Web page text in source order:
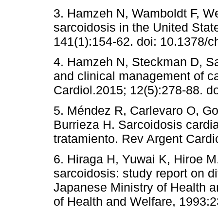
3. Hamzeh N, Wamboldt F,
sarcoidosis in the United
141(1):154-62. doi: 10.1378/
4. Hamzeh N, Steckman D,
and clinical management of
Cardiol.2015; 12(5):278-88.
5. Méndez R, Carlevaro O,
Burrieza H. Sarcoidosis
tratamiento. Rev Argent
6. Hiraga H, Yuwai K, Hiroe
sarcoidosis: study report on
Japanese Ministry of Health
of Health and Welfare,